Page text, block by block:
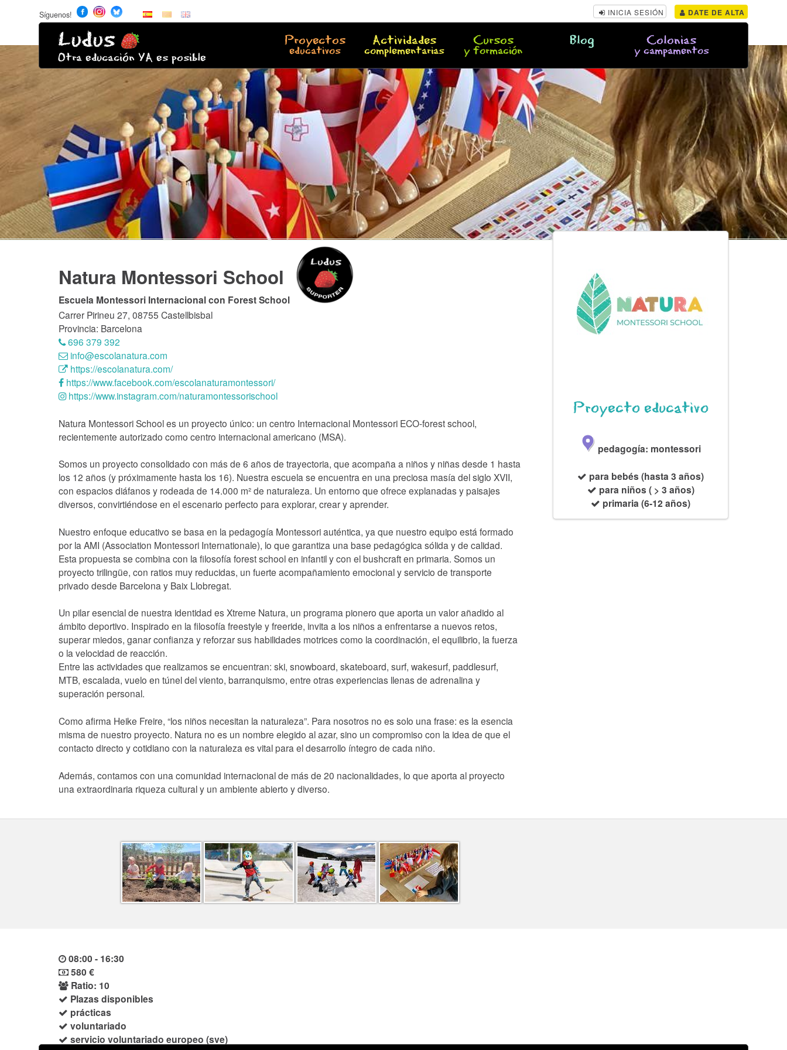
Síguenos! INICIA SESIÓN DATE DE ALTA
Ludus
Otra educación YA es posible
Proyectos
educativos
Actividades
complementarias
Cursos
y formación
Blog Colonias
y campamentos
Natura Montessori School
Escuela Montessori Internacional con Forest School
Carrer Pirineu 27, 08755 Castellbisbal
Provincia: Barcelona
696 379 392
info@escolanatura.com
https://escolanatura.com/
https://www.facebook.com/escolanaturamontessori/
https://www.instagram.com/naturamontessorischool
Natura Montessori School es un proyecto único: un centro Internacional Montessori ECO-forest school,
recientemente autorizado como centro internacional americano (MSA).
Somos un proyecto consolidado con más de 6 años de trayectoria, que acompaña a niños y niñas desde 1 hasta
los 12 años (y próximamente hasta los 16). Nuestra escuela se encuentra en una preciosa masía del siglo XVII,
con espacios diáfanos y rodeada de 14.000 m² de naturaleza. Un entorno que ofrece explanadas y paisajes
diversos, convirtiéndose en el escenario perfecto para explorar, crear y aprender.
Nuestro enfoque educativo se basa en la pedagogía Montessori auténtica, ya que nuestro equipo está formado
por la AMI (Association Montessori Internationale), lo que garantiza una base pedagógica sólida y de calidad.
Esta propuesta se combina con la filosofía forest school en infantil y con el bushcraft en primaria. Somos un
proyecto trilingüe, con ratios muy reducidas, un fuerte acompañamiento emocional y servicio de transporte
privado desde Barcelona y Baix Llobregat.
Un pilar esencial de nuestra identidad es Xtreme Natura, un programa pionero que aporta un valor añadido al
ámbito deportivo. Inspirado en la filosofía freestyle y freeride, invita a los niños a enfrentarse a nuevos retos,
superar miedos, ganar confianza y reforzar sus habilidades motrices como la coordinación, el equilibrio, la fuerza
o la velocidad de reacción.
Entre las actividades que realizamos se encuentran: ski, snowboard, skateboard, surf, wakesurf, paddlesurf,
MTB, escalada, vuelo en túnel del viento, barranquismo, entre otras experiencias llenas de adrenalina y
superación personal.
Como afirma Heike Freire, “los niños necesitan la naturaleza”. Para nosotros no es solo una frase: es la esencia
misma de nuestro proyecto. Natura no es un nombre elegido al azar, sino un compromiso con la idea de que el
contacto directo y cotidiano con la naturaleza es vital para el desarrollo íntegro de cada niño.
Además, contamos con una comunidad internacional de más de 20 nacionalidades, lo que aporta al proyecto
una extraordinaria riqueza cultural y un ambiente abierto y diverso.
08:00 - 16:30
580 €
Ratio: 10
Plazas disponibles
prácticas
voluntariado
servicio voluntariado europeo (sve)
Proyecto educativo
pedagogía: montessori
para bebés (hasta 3 años)
para niños ( > 3 años)
primaria (6-12 años)